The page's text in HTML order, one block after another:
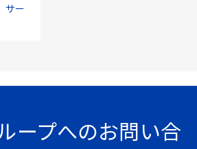
サー
ープへのお問い合